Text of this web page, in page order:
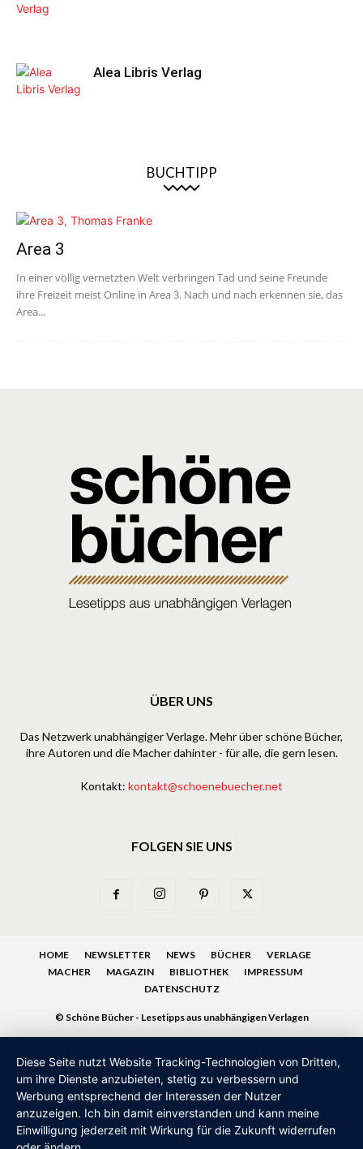
Alea Libris Verlag
BUCHTIPP
Area 3
In einer völlig vernetzten Welt verbringen Tad und seine Freunde
ihre Freizeit meist Online in Area 3. Nach und nach erkennen sie, das
Area...
ÜBER UNS
Das Netzwerk unabhängiger Verlage. Mehr über schöne Bücher,
ihre Autoren und die Macher dahinter - für alle, die gern lesen.
Kontakt: kontakt@schoenebuecher.net
FOLGEN SIE UNS
HOME NEWSLETTER NEWS BÜCHER
VERLAGE
MACHER
MAGAZIN BIBLIOTHEK
IMPRESSUM
DATENSCHUTZ
© Schöne Bücher - Lesetipps aus unabhängigen Verlagen
Diese Seite nutzt Website Tracking-Technologien von Dritten,
um ihre Dienste anzubieten, stetig zu verbessern und
Werbung entsprechend der Interessen der Nutzer
anzuzeigen. Ich bin damit einverstanden und kann meine
Einwilligung jederzeit mit Wirkung für die Zukunft widerrufen